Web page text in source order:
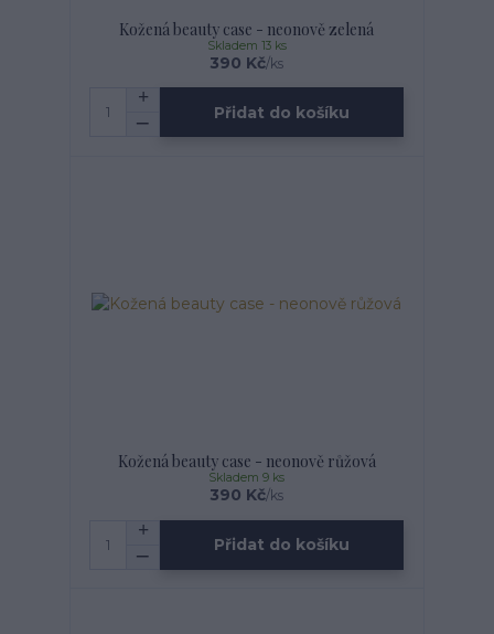
Kožená beauty case - neonově zelená
390 Kč/ks
Skladem 13 ks
Přidat do košíku
Kožená beauty case - neonově růžová
390 Kč/ks
Skladem 9 ks
Přidat do košíku